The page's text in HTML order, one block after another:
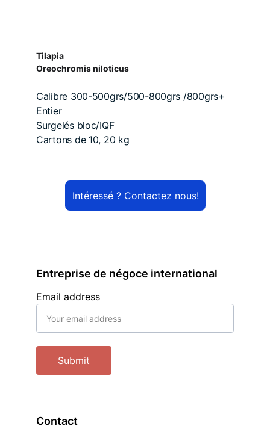
Tilapia
Oreochromis niloticus
Calibre 300-500grs/500-800grs /800grs+
Entier
Surgelés bloc/IQF
Cartons de 10, 20 kg
Intéressé ? Contactez nous!
Contact
Email address
Submit
Entreprise de négoce international